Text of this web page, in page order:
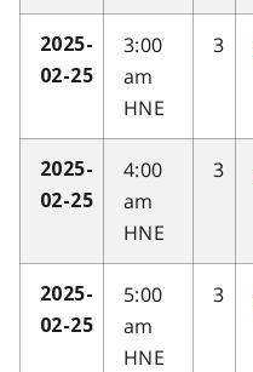
2025-
02-25
3:00
am
HNE
3
2025-
02-25
4:00
am
HNE
3
2025-
02-25
5:00
am
HNE
3